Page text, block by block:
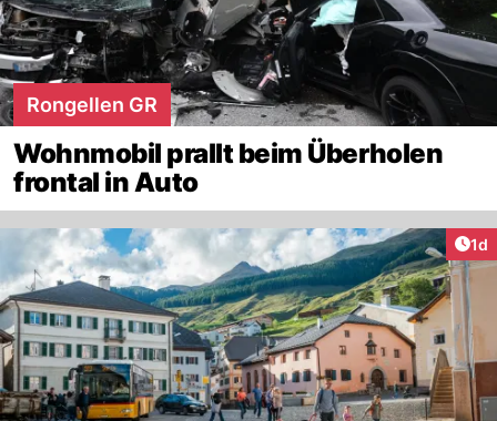
Rongellen GR
Wohnmobil prallt beim Überholen
frontal in Auto
1d